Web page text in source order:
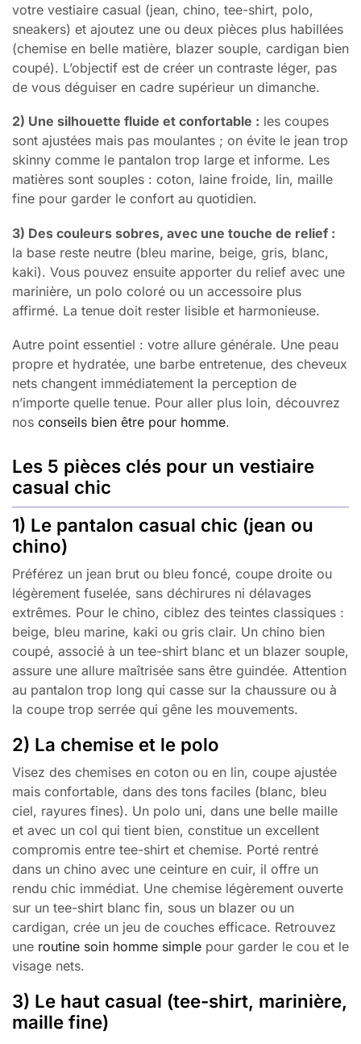
votre vestiaire casual (jean, chino, tee-shirt, polo,
sneakers) et ajoutez une ou deux pièces plus habillées
(chemise en belle matière, blazer souple, cardigan bien
coupé). L’objectif est de créer un contraste léger, pas
de vous déguiser en cadre supérieur un dimanche.
2) Une silhouette fluide et confortable : les coupes
sont ajustées mais pas moulantes ; on évite le jean trop
skinny comme le pantalon trop large et informe. Les
matières sont souples : coton, laine froide, lin, maille
fine pour garder le confort au quotidien.
3) Des couleurs sobres, avec une touche de relief :
la base reste neutre (bleu marine, beige, gris, blanc,
kaki). Vous pouvez ensuite apporter du relief avec une
marinière, un polo coloré ou un accessoire plus
affirmé. La tenue doit rester lisible et harmonieuse.
Autre point essentiel : votre allure générale. Une peau
propre et hydratée, une barbe entretenue, des cheveux
nets changent immédiatement la perception de
n’importe quelle tenue. Pour aller plus loin, découvrez
nos conseils bien être pour homme.
Les 5 pièces clés pour un vestiaire
casual chic
1) Le pantalon casual chic (jean ou
chino)
Préférez un jean brut ou bleu foncé, coupe droite ou
légèrement fuselée, sans déchirures ni délavages
extrêmes. Pour le chino, ciblez des teintes classiques :
beige, bleu marine, kaki ou gris clair. Un chino bien
coupé, associé à un tee-shirt blanc et un blazer souple,
assure une allure maîtrisée sans être guindée. Attention
au pantalon trop long qui casse sur la chaussure ou à
la coupe trop serrée qui gêne les mouvements.
2) La chemise et le polo
Visez des chemises en coton ou en lin, coupe ajustée
mais confortable, dans des tons faciles (blanc, bleu
ciel, rayures fines). Un polo uni, dans une belle maille
et avec un col qui tient bien, constitue un excellent
compromis entre tee-shirt et chemise. Porté rentré
dans un chino avec une ceinture en cuir, il offre un
rendu chic immédiat. Une chemise légèrement ouverte
sur un tee-shirt blanc fin, sous un blazer ou un
cardigan, crée un jeu de couches efficace. Retrouvez
une routine soin homme simple pour garder le cou et le
visage nets.
3) Le haut casual (tee-shirt, marinière,
maille fine)